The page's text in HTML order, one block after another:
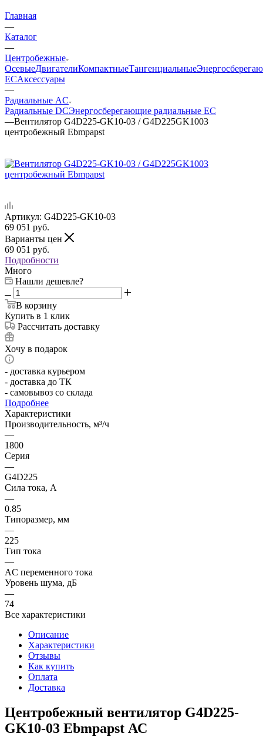
Главная
—
Каталог
—
Центробежные
ОсевыеДвигателиКомпактныеТангенциальные
ECАксессуары
—
Радиальные AC
Радиальные DCЭнергосберегающие радиальные EC
—Вентилятор G4D225-GK10-03 / G4D225GK1003
центробежный Ebmpapst
Артикул: G4D225-GK10-03
69 051 руб.
Варианты цен
69 051 руб.
Подробности
Много
Нашли дешевле?
В корзину
Купить в 1 клик
Рассчитать доставку
Хочу в подарок
- доставка курьером
- доставка до ТК
- самовывоз со склада
Подробнее
Характеристики
Производительность, м³/ч
—
1800
Серия
—
G4D225
Сила тока, А
—
0.85
Типоразмер, мм
—
225
Тип тока
—
AC переменного тока
Уровень шума, дБ
—
74
Все характеристики
Описание
Характеристики
Отзывы
Как купить
Оплата
Доставка
Центробежный вентилятор G4D225-
GK10-03 Ebmpapst АС